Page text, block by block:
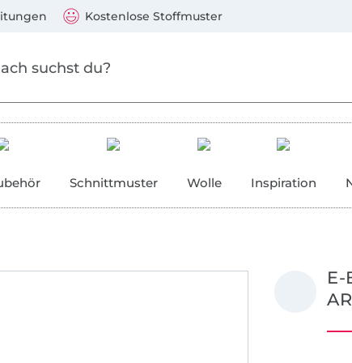
Kostenlose Stoffmuster
Schnittmuster Wolle Inspiration
E-
Mastercard, PayPal, Giropay, Kauf auf Rechnung,